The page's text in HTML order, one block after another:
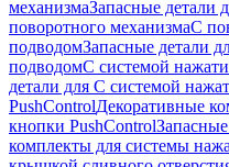
механизмаЗапасные детали
поворотного механизмаС
подводомЗапасные детали
подводомС системой
детали для С системой
PushControlДекоративные
кнопки PushControl
комплекты для системы